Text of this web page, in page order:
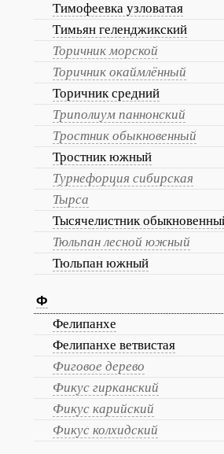
Тимофеевка узловатая
Тимьян геленджикский
Торичник морской
Торичник окаймлённый
Торичник средний
Триполиум паннонский
Тростник обыкновенный
Тростник южный
Турнефорция сибирская
Тырса
Тысячелистник
Тюльпан лесной южный
Тюльпан южный
Ф
Фелипанхе
Фелипанхе ветвистая
Фиговое дерево
Фикус гирканский
Фикус карийский
Фикус колхидский